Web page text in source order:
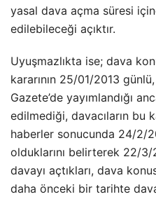
yasal dava açma süresi
edilebileceği açıktır.
Uyuşmazlıkta ise; dava
kararının 25/01/2013
Gazete’de yayımlandığı
edilmediği, davacıların bu
haberler sonucunda 24/2/
olduklarını belirterek 22/
davayı açtıkları, dava
daha önceki bir tarihte